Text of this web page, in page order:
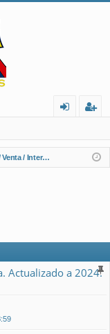
nt
ifi
ist
ra
Compra / Venta / Intercambio
Actualizado a 2024.